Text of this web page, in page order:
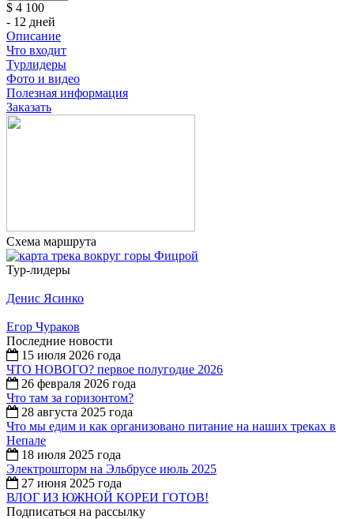
$ 4 100
- 12 дней
Описание
Что входит
Турлидеры
Фото и видео
Полезная информация
Заказать
Схема маршрута
Тур-лидеры
Денис Ясинко
Егор Чураков
Последние новости
15 июля 2026 года
ЧТО НОВОГО? первое полугодие 2026
26 февраля 2026 года
Что там за горизонтом?
28 августа 2025 года
Что мы едим и как организовано питание на наших треках в
Непале
18 июля 2025 года
Электрошторм на Эльбрусе июль 2025
27 июня 2025 года
ВЛОГ ИЗ ЮЖНОЙ КОРЕИ ГОТОВ!
Подписаться на рассылку